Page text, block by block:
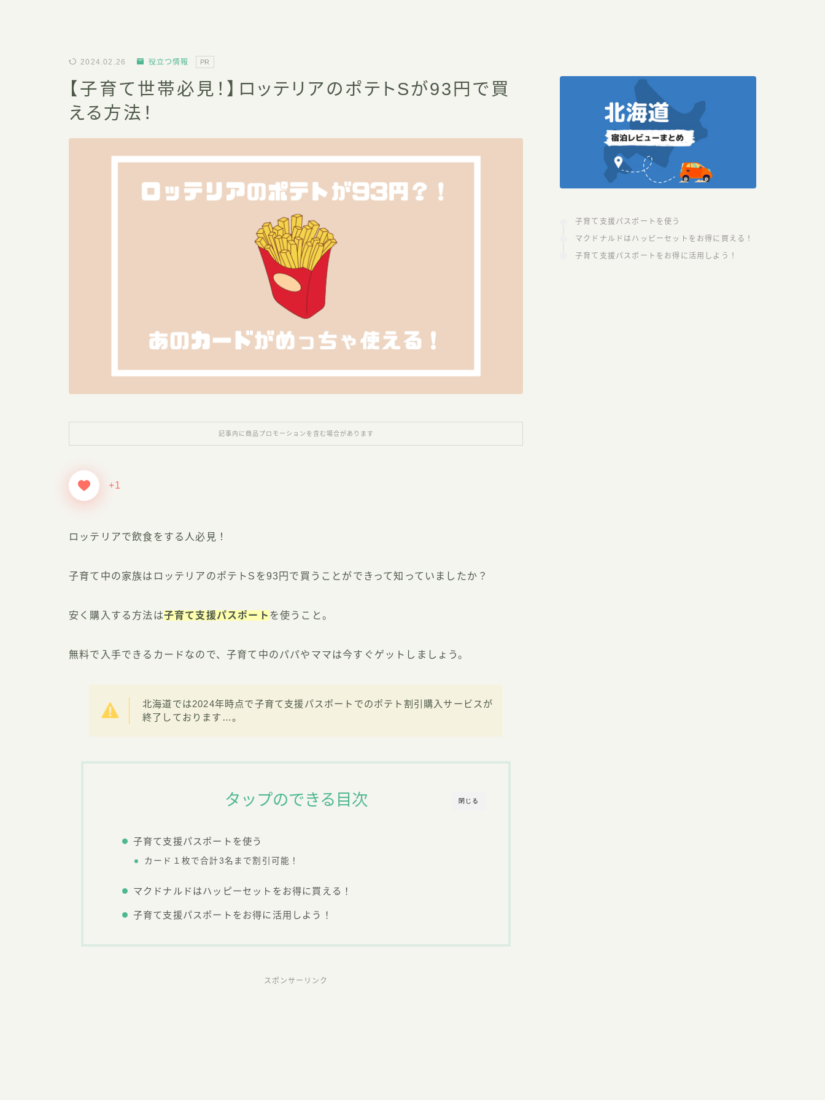
2024.02.26 役立つ情報 PR
【子育て世帯必見！】ロッテリアのポテトSが93円で買
える方法！
記事内に商品プロモーションを含む場合があります
+1
ロッテリアで飲食をする人必見！
子育て中の家族はロッテリアのポテトSを93円で買うことができって知っていましたか？
安く購入する方法は子育て支援パスポート を使うこと。
無料で入手できるカードなので、子育て中のパパやママは今すぐゲットしましょう。
北海道では2024年時点で子育て支援パスポートでのポテト割引購入サービスが
終了しております…。
閉じる
タップのできる目次
子育て支援パスポートを使う
カード１枚で合計3名まで割引可能！
マクドナルドはハッピーセットをお得に買える！
子育て支援パスポートをお得に活用しよう！
スポンサーリンク
子育て支援パスポートを使う
マクドナルドはハッピーセットをお得に買える！
子育て支援パスポートをお得に活用しよう！